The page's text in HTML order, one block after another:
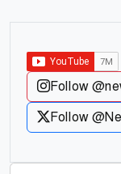
Follow
Follow